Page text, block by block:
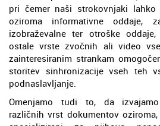
pri čemer naši strokovnjaki
oziroma informativne oddaje,
izobraževalne ter otroške
ostale vrste zvočnih ali video
zainteresiranim strankam
storitev sinhronizacije vseh teh
podnaslavljanje.
Omenjamo tudi to, da
različnih vrst dokumentov